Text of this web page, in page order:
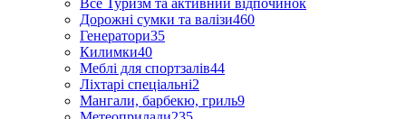
Все Туризм та активний відпочинок
Дорожні сумки та валізи460
Генератори35
Килимки40
Меблі для спортзалів44
Ліхтарі спеціальні2
Мангали, барбекю, гриль9